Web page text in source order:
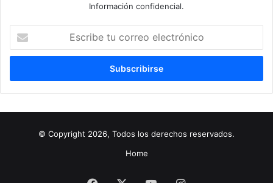
Información confidencial.
correo
© Copyright 2026, Todos los derechos reservados.
Home